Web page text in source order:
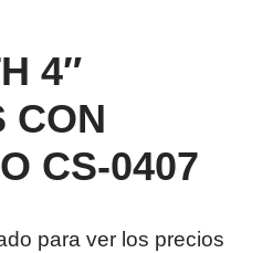
4″
CON
CS-0407
para ver los precios